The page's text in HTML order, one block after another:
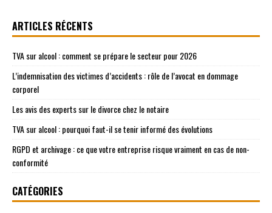
ARTICLES RÉCENTS
TVA sur alcool : comment se prépare le secteur pour 2026
L’indemnisation des victimes d’accidents : rôle de l’avocat en dommage
corporel
Les avis des experts sur le divorce chez le notaire
TVA sur alcool : pourquoi faut-il se tenir informé des évolutions
RGPD et archivage : ce que votre entreprise risque vraiment en cas de non-
conformité
CATÉGORIES